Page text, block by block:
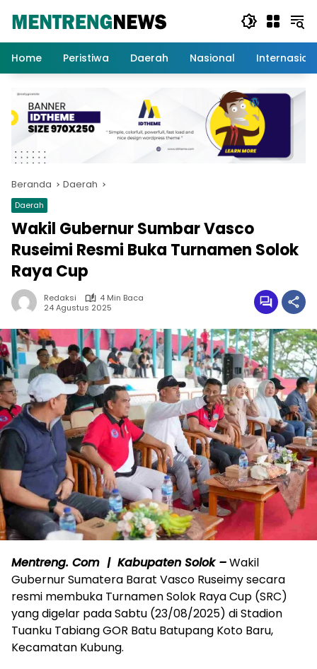
Home
Peristiwa Daerah Nasional
Beranda Daerah
Daerah
Wakil Gubernur Sumbar Vasco
Ruseimi Resmi Buka Turnamen Solok
Raya Cup
Redaksi
4 Min Baca
24 Agustus 2025
Mentreng. Com | Kabupaten Solok –Wakil
Gubernur Sumatera Barat Vasco Ruseimy secara
resmi membuka Turnamen Solok Raya Cup (SRC)
yang digelar pada Sabtu (23/08/2025) di Stadion
Tuanku Tabiang GOR Batu Batupang Koto Baru,
Kecamatan Kubung.